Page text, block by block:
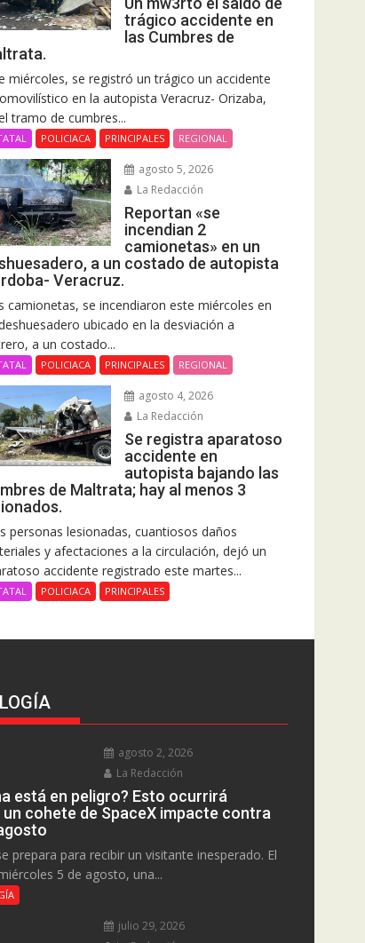
trágico accidente en
las Cumbres de
miércoles, se registró un trágico un accidente
en la autopista Veracruz- Orizaba,
tramo de cumbres...
POLICIACA PRINCIPALES REGIONAL
agosto 5, 2026
La Redacción
Reportan «se
incendian 2
camionetas» en un
a un costado de autopista
Veracruz.
camionetas, se incendiaron este miércoles en
ubicado en la desviación a
a un costado...
POLICIACA PRINCIPALES REGIONAL
agosto 4, 2026
La Redacción
Se registra aparatoso
accidente en
autopista bajando las
de Maltrata; hay al menos 3
personas lesionadas, cuantiosos daños
y afectaciones a la circulación, dejó un
accidente registrado este martes...
POLICIACA PRINCIPALES
agosto 2, 2026
La Redacción
está en peligro? Esto ocurrirá
un cohete de SpaceX impacte contra
prepara para recibir un visitante inesperado. El
5 de agosto, una...
julio 29, 2026